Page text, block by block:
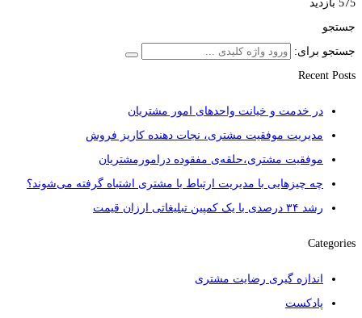
575 بازدید
جستجو
جستجو برای:
Recent Posts
در خدمت و خیانت واحدهای امور مشتریان
مدیریت موفقیت مشتری، نجات دهنده کاریز فروش
موفقیت مشتری،حلقه‌ی مفقوده درامورمشتریان
چه چیزهایی با مدیریت ارتباط با مشتری اشتباه گرفته می‌شوند؟
رشد ۳۴ درصدی با یک کمپین تبلیغاتی ارزان قیمت
Categories
اندازه گیری رضایت مشتری
پادکست